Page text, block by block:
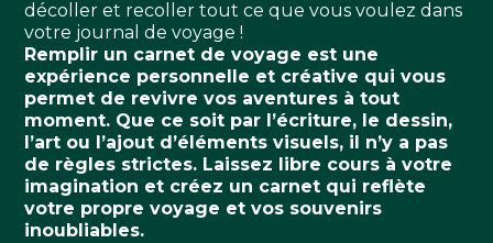
décoller et recoller tout ce que vous voulez dans
votre journal de voyage !
Remplir un carnet de voyage est une
expérience personnelle et créative qui vous
permet de revivre vos aventures à tout
moment. Que ce soit par l’écriture, le dessin,
l’art ou l’ajout d’éléments visuels, il n’y a pas
de règles strictes. Laissez libre cours à votre
imagination et créez un carnet qui reflète
votre propre voyage et vos souvenirs
inoubliables.